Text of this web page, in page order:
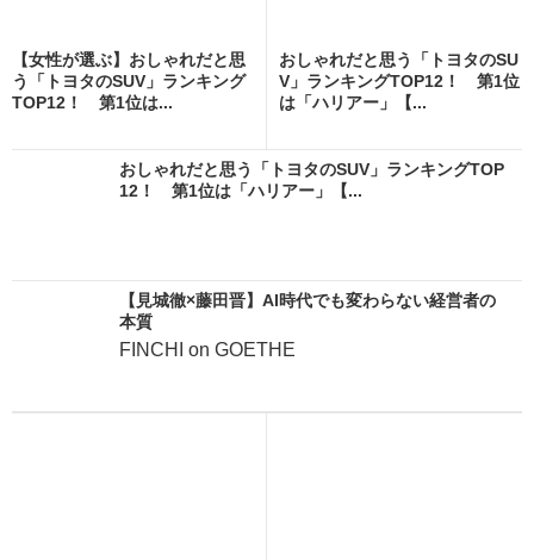
【女性が選ぶ】おしゃれだと思
う「トヨタのSUV」ランキング
TOP12！ 第1位は...
おしゃれだと思う「トヨタのSU
V」ランキングTOP12！ 第1位
は「ハリアー」【...
おしゃれだと思う「トヨタのSUV」ランキングTOP
12！ 第1位は「ハリアー」【...
【見城徹×藤田晋】AI時代でも変わらない経営者の
本質
FINCHI on GOETHE